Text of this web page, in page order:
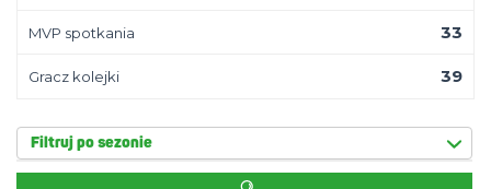
MVP spotkania 33
Gracz kolejki 39
Filtruj po sezonie